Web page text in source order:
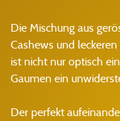
Die Mischung aus
Cashews und
ist nicht nur optisch
Gaumen ein
Der perfekt